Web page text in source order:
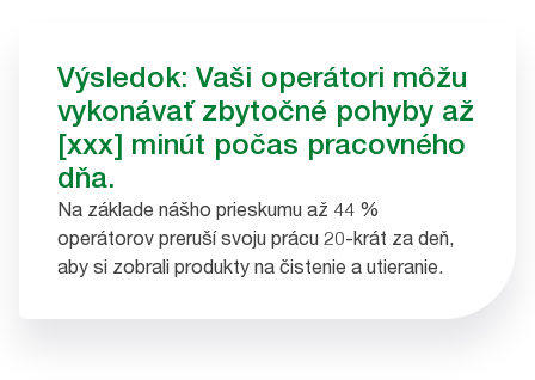
Výsledok: Vaši operátori môžu
vykonávať zbytočné pohyby až
[xxx] minút počas pracovného
dňa.
Na základe nášho prieskumu až 44 %
operátorov preruší svoju prácu 20-krát za deň,
aby si zobrali produkty na čistenie a utieranie.